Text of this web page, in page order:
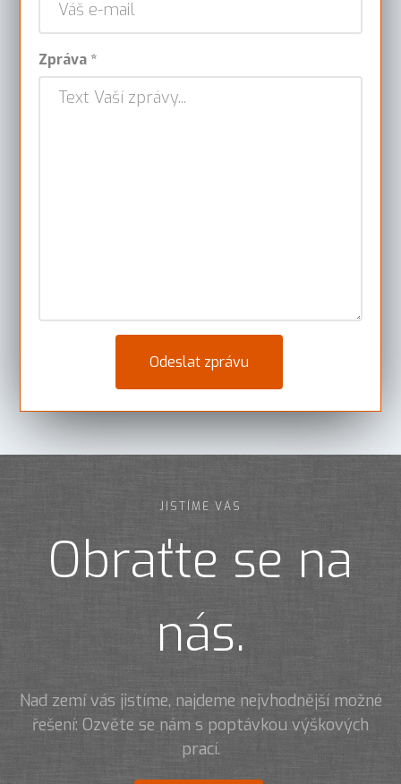
Zpráva *
JISTÍME VÁS
Obraťte se na
nás.
Nad zemí vás jistíme, najdeme nejvhodnější možné
řešení: Ozvěte se nám s poptávkou výškových
prací.